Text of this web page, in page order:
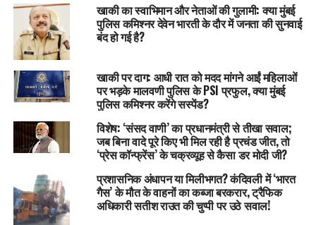
खाकी का स्वाभिमान और नेताओं की गुलामी: क्या मुंबई
पुलिस कमिश्नर देवेन भारती के दौर में जनता की सुनवाई
बंद हो गई है?
खाकी पर दाग: आधी रात को मदद मांगने आईं महिलाओं
पर भड़के मालवणी पुलिस के PSI प्रफुल, क्या मुंबई
पुलिस कमिश्नर करेंगे सस्पेंड?
विशेष: ‘संसद वाणी’ का प्रधानमंत्री से तीखा सवाल;
जब बिना वादे पूरे किए भी मिल रही है प्रचंड जीत, तो
‘प्रेस कॉन्फ्रेंस’ के चक्रव्यूह से कैसा डर मोदी जी?
प्रशासनिक अंधापन या मिलीभगत? कंदिवली में ‘भारत
गैस’ के मौत के वाहनों का कब्जा बरकरार, ट्रैफिक
अधिकारी सतीश राउत की चुप्पी पर उठे सवाल!